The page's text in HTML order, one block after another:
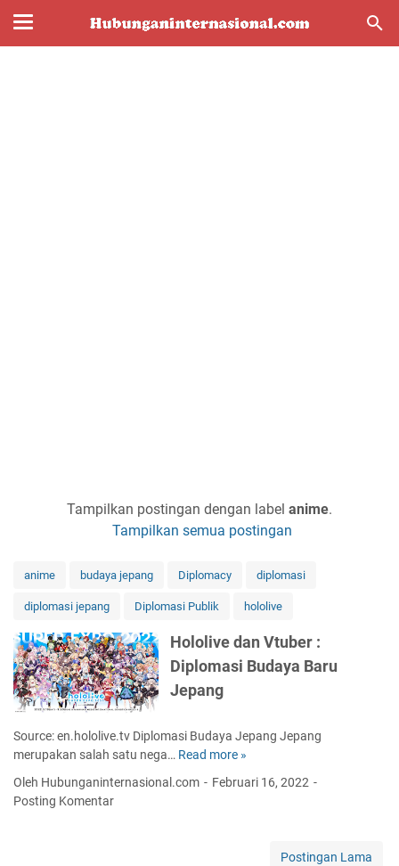
Tampilkan postingan dengan label anime.
Tampilkan semua postingan
anime budaya jepang Diplomacy diplomasi
diplomasi jepang Diplomasi Publik hololive
Hololive dan Vtuber :
Diplomasi Budaya Baru
Jepang
Source: en.hololive.tv Diplomasi Budaya Jepang Jepang
merupakan salah satu nega… Read more »
Oleh Hubunganinternasional.com
Februari 16, 2022
Posting Komentar
Postingan Lama